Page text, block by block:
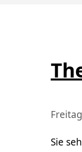
Sie